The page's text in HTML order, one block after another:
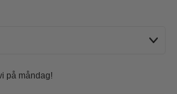
på måndag!